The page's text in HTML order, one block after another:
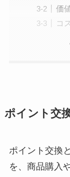
価
コ
ポイント交
ポイント交換
を、商品購入